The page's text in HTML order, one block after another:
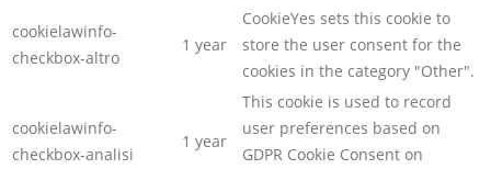
cookielawinfo-
checkbox-altro
1 year
CookieYes sets this cookie to
store the user consent for the
cookies in the category "Other".
cookielawinfo-
checkbox-analisi
1 year
This cookie is used to record
user preferences based on
GDPR Cookie Consent on